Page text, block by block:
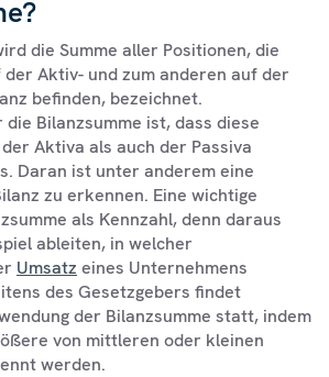
die Summe aller Positionen, die
Aktiv- und zum anderen auf der
befinden, bezeichnet.
Bilanzsumme ist, dass diese
Aktiva als auch der Passiva
Daran ist unter anderem eine
zu erkennen. Eine wichtige
als Kennzahl, denn daraus
ableiten, in welcher
Umsatz eines Unternehmens
des Gesetzgebers findet
der Bilanzsumme statt, indem
von mittleren oder kleinen
werden.